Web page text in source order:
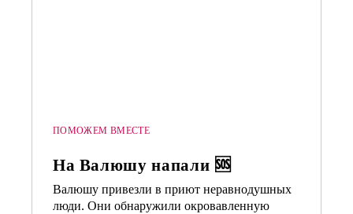
ПОМОЖЕМ ВМЕСТЕ
На Валюшу напали 🆘
Валюшу привезли в приют неравнодушных
люди. Они обнаружили окровавленную